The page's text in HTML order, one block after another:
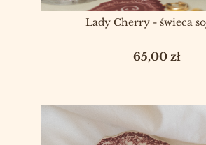
Lady Cherry - świeca
Cena
65,00 zł